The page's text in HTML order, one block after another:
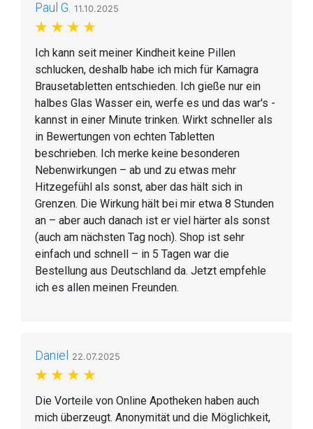
Paul G. 11.10.2025
Ich kann seit meiner Kindheit keine Pillen
schlucken, deshalb habe ich mich für Kamagra
Brausetabletten entschieden. Ich gieße nur ein
halbes Glas Wasser ein, werfe es und das war's -
kannst in einer Minute trinken. Wirkt schneller als
in Bewertungen von echten Tabletten
beschrieben. Ich merke keine besonderen
Nebenwirkungen – ab und zu etwas mehr
Hitzegefühl als sonst, aber das hält sich in
Grenzen. Die Wirkung hält bei mir etwa 8 Stunden
an – aber auch danach ist er viel härter als sonst
(auch am nächsten Tag noch). Shop ist sehr
einfach und schnell – in 5 Tagen war die
Bestellung aus Deutschland da. Jetzt empfehle
ich es allen meinen Freunden.
Daniel 22.07.2025
Die Vorteile von Online Apotheken haben auch
mich überzeugt. Anonymität und die Möglichkeit,